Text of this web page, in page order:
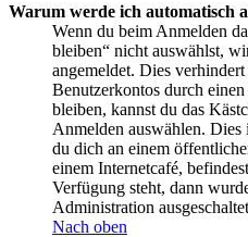
Warum werde ich automatisch
Wenn du beim Anmelden
bleiben“ nicht auswählst,
angemeldet. Dies
Benutzerkontos durch
bleiben, kannst du das
Anmelden auswählen.
du dich an einem
einem Internetcafé,
Verfügung steht, dann
Administration
Nach oben